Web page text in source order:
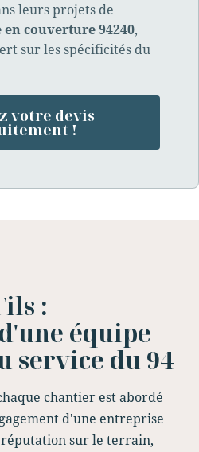
leurs projets de
couverture 94240,
sur les spécificités du
votre devis
!
:
équipe
service du 94
chantier est abordé
d'une entreprise
sur le terrain,